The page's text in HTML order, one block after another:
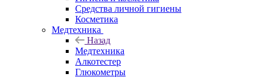
Средства личной гигиены
Косметика
Медтехника
Назад
Медтехника
Алкотестер
Глюкометры